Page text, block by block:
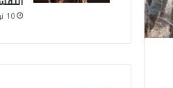
10 نوفمبر، 2025